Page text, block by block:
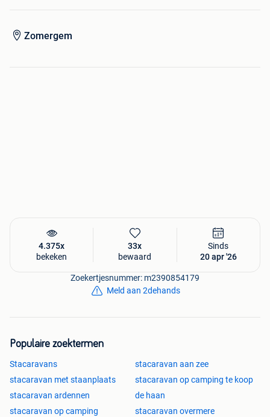
Zomergem
4.375x
bekeken
33x
bewaard
Sinds
20 apr '26
Zoekertjesnummer: m2390854179
Meld aan 2dehands
Populaire zoektermen
Stacaravans
stacaravan aan zee
stacaravan met staanplaats
stacaravan op camping te koop
stacaravan ardennen
de haan
stacaravan op camping
stacaravan overmere